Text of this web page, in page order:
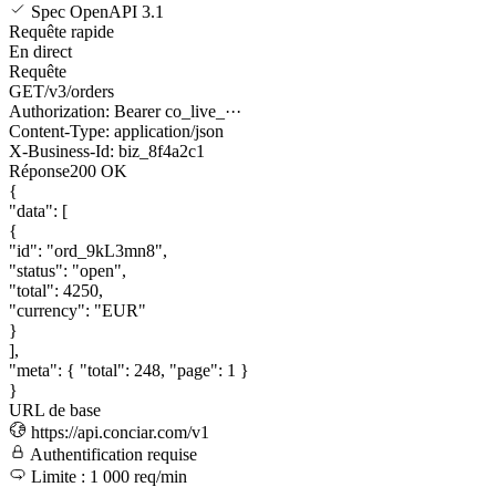
Spec OpenAPI 3.1
Requête rapide
En direct
Requête
GET/v3/orders
Authorization: Bearer co_live_···
Content-Type: application/json
X-Business-Id: biz_8f4a2c1
Réponse200 OK
{
"data": [
{
"id": "ord_9kL3mn8",
"status": "open",
"total": 4250,
"currency": "EUR"
}
],
"meta": { "total": 248, "page": 1 }
}
URL de base
https://api.conciar.com/v1
Authentification requise
Limite : 1 000 req/min